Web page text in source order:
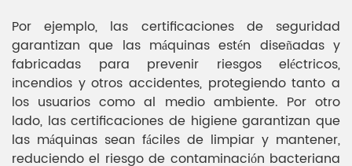
Por ejemplo, las certificaciones de seguridad
garantizan que las máquinas estén diseñadas y
fabricadas para prevenir riesgos eléctricos,
incendios y otros accidentes, protegiendo tanto a
los usuarios como al medio ambiente. Por otro
lado, las certificaciones de higiene garantizan que
las máquinas sean fáciles de limpiar y mantener,
reduciendo el riesgo de contaminación bacteriana